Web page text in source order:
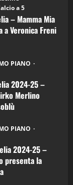
a 5
– Mamma Mia
Veronica Freni
PIANO
2024-25 –
Merlino
PIANO
2024-25 –
presenta la
27^ Puntata
26^ Puntata